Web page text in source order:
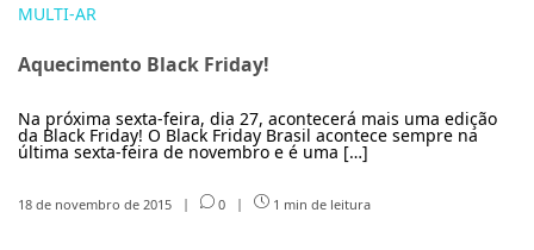
MULTI-AR
Aquecimento Black Friday!
Na próxima sexta-feira, dia 27, acontecerá mais uma edição
da Black Friday! O Black Friday Brasil acontece sempre na
última sexta-feira de novembro e é uma […]
18 de novembro de 2015 | 0 | 1 min de leitura